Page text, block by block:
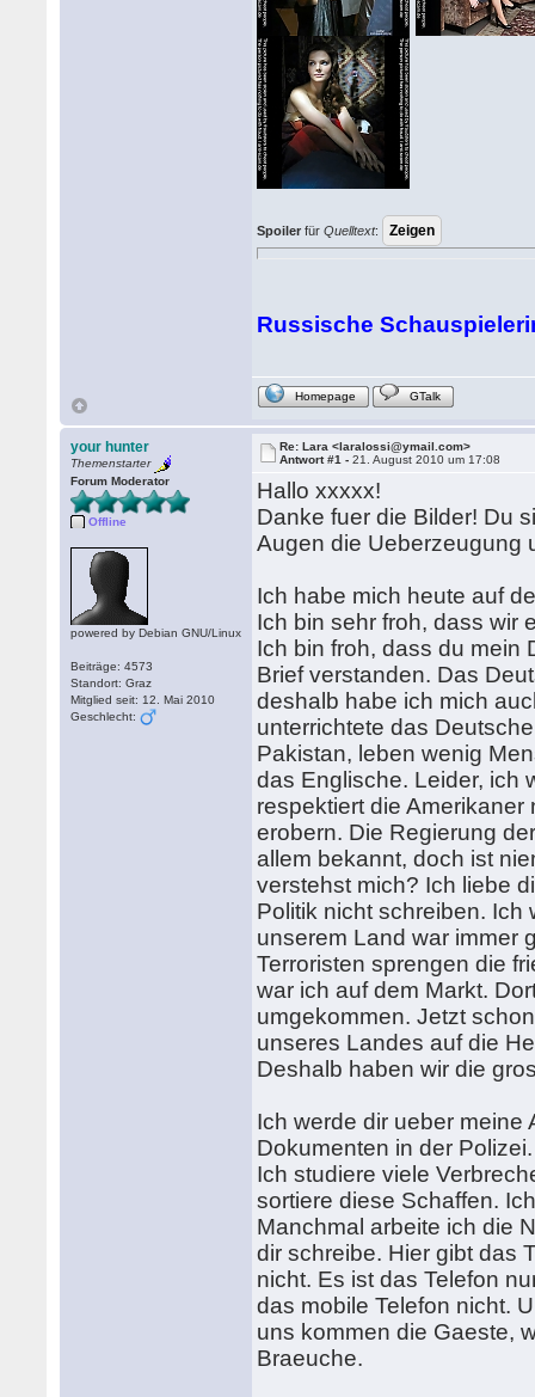
Spoiler fürQuelltext:
Russische
Homepage GTalk
your hunter
Themenstarter
Forum Moderator
Offline
powered by Debian GNU/Linux
Beiträge: 4573
Standort: Graz
Mitglied seit: 12. Mai 2010
Geschlecht:
Re: Lara <laralossi@ymail.com>
Antwort #1 -21. August 2010 um 17:08
Hallo xxxxx!
Danke fuer die Bilder! Du
Augen die Ueberzeugung
Ich habe mich heute auf
Ich bin sehr froh, dass wir
Ich bin froh, dass du mein
Brief verstanden. Das
deshalb habe ich mich
unterrichtete das
Pakistan, leben wenig
das Englische. Leider, ich
respektiert die
erobern. Die Regierung
allem bekannt, doch ist
verstehst mich? Ich liebe
Politik nicht schreiben.
unserem Land war immer
Terroristen sprengen die
war ich auf dem Markt.
umgekommen. Jetzt
unseres Landes auf die
Deshalb haben wir die
Ich werde dir ueber meine
Dokumenten in der
Ich studiere viele
sortiere diese Schaffen.
Manchmal arbeite ich die
dir schreibe. Hier gibt das
nicht. Es ist das Telefon
das mobile Telefon nicht.
uns kommen die Gaeste,
Braeuche.